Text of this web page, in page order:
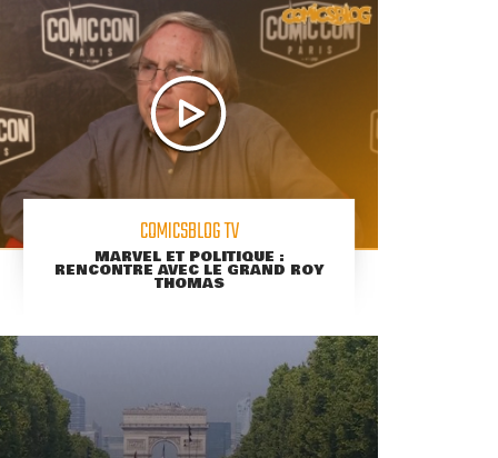
COMICSBLOG TV
MARVEL ET POLITIQUE :
RENCONTRE AVEC LE GRAND ROY
THOMAS